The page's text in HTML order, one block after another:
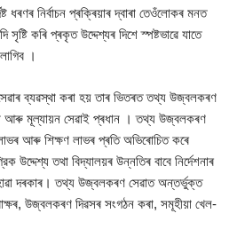
ধৰণৰ নিৰ্বাচন প্ৰক্ৰিয়াৰ দ্বাৰা তেওঁলোকৰ মনত
কৰি প্ৰকৃত উদ্দেশ্যৰ দিশে স্পষ্টভাৱে যাতে
।
সেৱাৰ ব্যৱস্থা কৰা হয় তাৰ ভিতৰত তথ্য উজ্বলকৰণ
আৰু মূল্যায়ন সেৱাই প্ৰধান । তথ্য উজ্বলকৰণ
আৰু শিক্ষণ লাভৰ প্ৰতি অভিৰোচিত কৰে
উদ্দেশ্য তথা বিদ্যালয়ৰ উন্নতিৰ বাবে নিৰ্দেশনাৰ
দৰকাৰ। তথ্য উজ্বলকৰণ সেৱাত অন্তর্ভুক্ত
উজ্বলকৰণ দিৱসৰ সংগঠন কৰা, সমূহীয়া খেল-